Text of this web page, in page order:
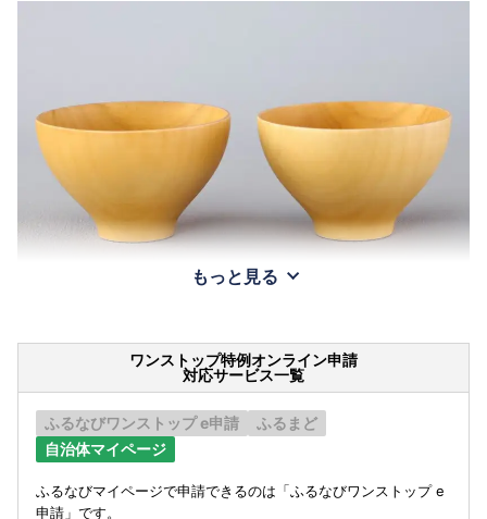
もっと見る
ワンストップ特例オンライン申請
対応サービス一覧
ふるなびワンストップ e申請
ふるまど
自治体マイページ
ふるなびマイページで申請できるのは「ふるなびワンストップ e
申請」です。